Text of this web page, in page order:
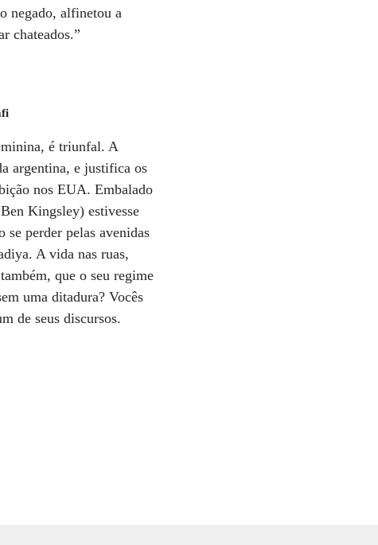
negado, alfinetou a
chateados.”
é triunfal. A
argentina, e justifica os
nos EUA. Embalado
Kingsley) estivesse
perder pelas avenidas
A vida nas ruas,
que o seu regime
uma ditadura? Vocês
de seus discursos.